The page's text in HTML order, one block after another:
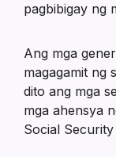
pagbibigay ng
Ang mga
magagamit ng
dito ang mga
mga ahensya
Social